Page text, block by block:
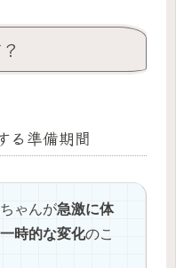
る準備期間
ゃんが急激に体
時的な変化のこ